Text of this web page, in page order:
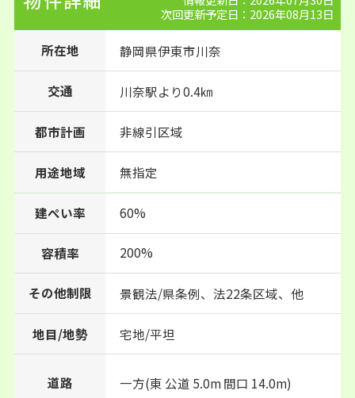
次回更新予定日：2026年08月13日
所在地 静岡県伊東市川奈
交通 川奈駅より0.4㎞
都市計画 非線引区域
用途地域 無指定
建ぺい率 60%
容積率 200%
その他制限 景観法/県条例、法22条区域、他
地目/地勢 宅地/平坦
道路 一方(東 公道 5.0m 間口 14.0m)